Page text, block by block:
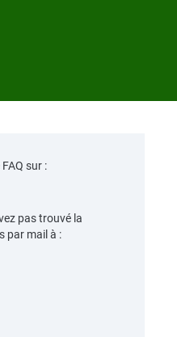
sur :
pas trouvé la
par mail à :